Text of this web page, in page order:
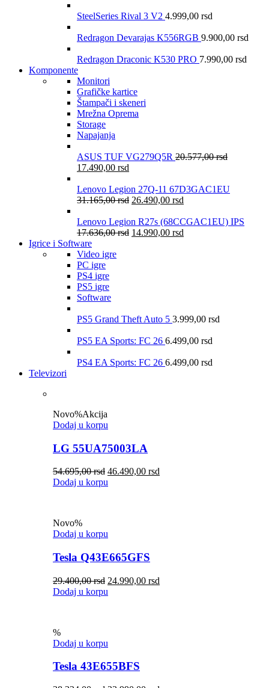
SteelSeries Rival 3 V2 4.999,00 rsd
Redragon Devarajas K556RGB 9.900,00 rsd
Redragon Draconic K530 PRO 7.990,00 rsd
Komponente
Monitori
Grafičke kartice
Štampači i skeneri
Mrežna Oprema
Storage
Napajanja
ASUS TUF VG279Q5R 20.577,00rsd
17.490,00 rsd
Lenovo Legion 27Q-11 67D3GAC1EU
31.165,00rsd 26.490,00 rsd
Lenovo Legion R27s (68CCGAC1EU) IPS
17.636,00rsd 14.990,00 rsd
Igrice i Software
Video igre
PC igre
PS4 igre
PS5 igre
Software
PS5 Grand Theft Auto 5 3.999,00 rsd
PS5 EA Sports: FC 26 6.499,00 rsd
PS4 EA Sports: FC 26 6.499,00 rsd
Televizori
Novo%Akcija
Dodaj u korpu
LG 55UA75003LA
54.695,00rsd 46.490,00 rsd
Dodaj u korpu
Novo%
Dodaj u korpu
Tesla Q43E665GFS
29.400,00rsd 24.990,00 rsd
Dodaj u korpu
%
Dodaj u korpu
Tesla 43E655BFS